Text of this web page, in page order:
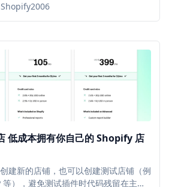
Shopify2006
低成本拥有你自己的 Shopify 店
建新的店铺，也可以创建测试店铺（例
），避免测试插件时代码残留在主题